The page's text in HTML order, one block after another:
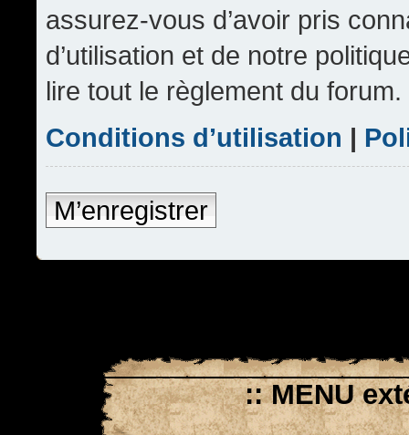
assurez-vous d’avoir pris
d’utilisation et de notre
lire tout le règlement du forum.
Conditions d’utilisation |
M’enregistrer
:: MENU